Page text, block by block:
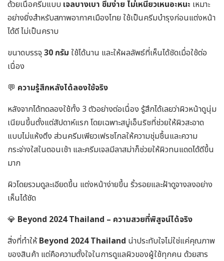
ด้วยเนื้อครีมแบบ เจลบางเบา ซึมง่าย ไม่เหนียวเหนอะหนะ เหมาะ
อย่างยิ่งสำหรับสภาพอากาศเมืองไทย ใช้เป็นครีมบำรุงก่อนแต่งหน้า
ได้ดี ไม่เป็นคราบ
ขนาดบรรจุ 30 กรัม ใช้ได้นาน และให้ผลลัพธ์ที่เห็นได้ชัดเมื่อใช้ต่อ
เนื่อง
💬 ความรู้สึกหลังได้ลองใช้จริง
หลังจากได้ทดลองใช้ทั้ง 3 ตัวอย่างต่อเนื่อง รู้สึกได้เลยว่าผิวหน้าดูนุ่ม
เนียนขึ้นตั้งแต่สัปดาห์แรก โดยเฉพาะสบู่เอ็นริชที่ช่วยให้ผิวสะอาด
แบบไม่แห้งตึง ส่วนครีมเพียวเฟรชโกลให้ความชุ่มชื้นและความ
กระจ่างใสในตอนเช้า และครีมเจลมีลาสม่าก็ช่วยให้ผิวทนแดดได้ดีขึ้น
มาก
ผิวโดยรวมดูละเอียดขึ้น แต่งหน้าง่ายขึ้น ริ้วรอยและฝ้าดูจางลงอย่าง
เห็นได้ชัด
💎 Beyond 2024 Thailand – ความสวยที่พิสูจน์ได้จริง
สิ่งที่ทำให้Beyond 2024 Thailand น่าประทับใจไม่ใช่แค่คุณภาพ
ของสินค้า แต่คือความตั้งใจในการดูแลผิวของผู้ใช้ทุกคน ด้วยสาร